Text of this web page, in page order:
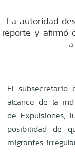
La autoridad
reporte y afirmó
El subsecretario
alcance de la
de Expulsiones,
posibilidad de
migrantes